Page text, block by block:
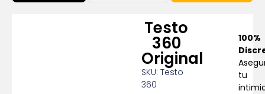
Testo
360
Original
SKU: Testo
360
100%
tu